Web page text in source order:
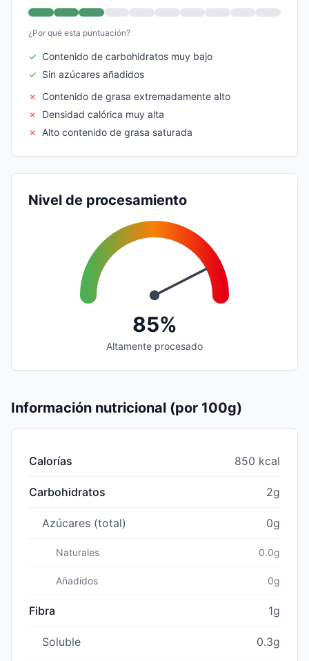
¿Por qué esta puntuación?
✓ Contenido de carbohidratos muy bajo
✓ Sin azúcares añadidos
✗
Contenido de grasa extremadamente alto
✗
Densidad calórica muy alta
✗
Alto contenido de grasa saturada
Nivel de procesamiento
85%
Altamente procesado
Información nutricional (por 100g)
Calorías 850 kcal
Carbohidratos 2g
Azúcares (total) 0g
Naturales 0.0g
Añadidos 0g
Fibra 1g
Soluble 0.3g